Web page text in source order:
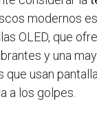
modernos
OLED, que
y una
que usan
a los golpes.